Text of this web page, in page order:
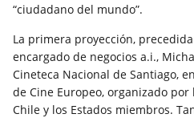
“ciudadano del mundo”.
La primera proyección,
encargado de negocios a.i.,
Cineteca Nacional de Santiago,
de Cine Europeo, organizado por
Chile y los Estados miembros.